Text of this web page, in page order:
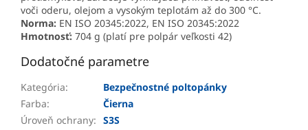
voči oderu, olejom a vysokým teplotám až do 300 °C.
Norma: EN ISO 20345:2022, EN ISO 20345:2022
Hmotnosť: 704 g (platí pre polpár veľkosti 42)
Dodatočné parametre
Kategória:
Bezpečnostné poltopánky
Farba:
Čierna
Úroveň ochrany: S3S